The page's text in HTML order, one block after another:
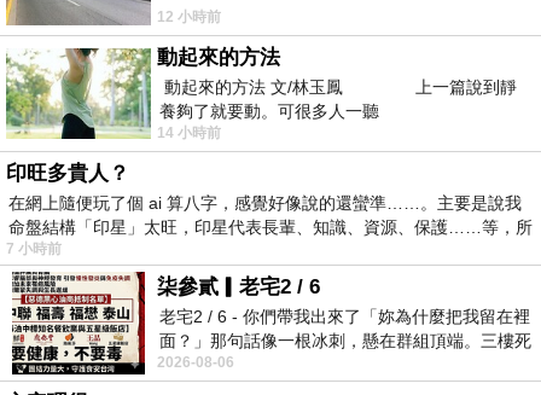
座位滿地被撕破的簿本，鉛筆盒裡學用品從沒有
齊過。
上課的老師常請求行政支援，
其他尚有破壞公物等族繁不及備載的事件，
即便多次致電家長，得到的僅是「喔，我知道
了」的不了了之。
羊媽媽曾聽完這些血淋淋的例子，
嗤之以鼻道：「怎麼可能?！妳也講太誇
張。」，
一開始還會苦勸：「小孩嘛，妳就是要好好跟他
12 小時前
動起來的方法
動起來的方法 文/林玉鳳 上一篇說到靜
養夠了就要動。可很多人一聽
14 小時前
印旺多貴人？
在網上隨便玩了個 ai 算八字，感覺好像說的還蠻準……。主要是說我
命盤結構「印星」太旺，印星代表長輩、知識、資源、保護……等，所
7 小時前
柒參貳▎老宅2 / 6
老宅2 / 6 - 你們帶我出來了「妳為什麼把我留在裡
面？」那句話像一根冰刺，懸在群組頂端。三樓死
死盯著照片裡的人。那個人確實站在
2026-08-06